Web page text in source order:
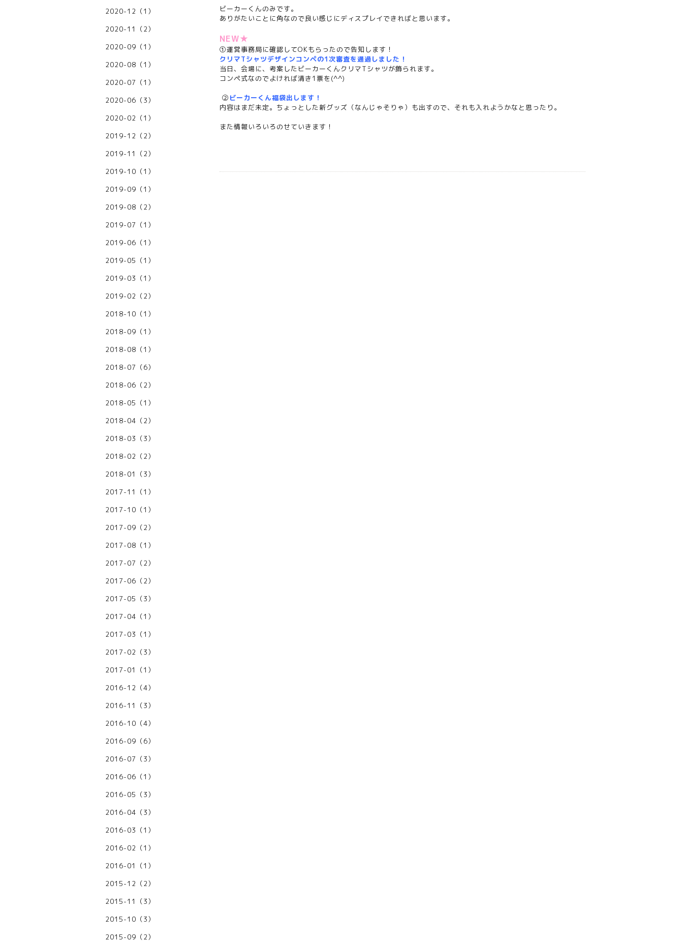
ビーカーくんのみです。
ありがたいことに角なので良い感じにディスプレイできればと思います。
NEW★
①運営事務局に確認してOKもらったので告知します！
クリマTシャツデザインコンペの1次審査を通過しました！
当日、会場に、考案したビーカーくんクリマTシャツが飾られます。
コンペ式なのでよければ清き1票を(^^)
② ビーカーくん福袋出します！
内容はまだ未定。ちょっとした新グッズ（なんじゃそりゃ）も出すので、それも入れようかなと思ったり。
また情報いろいろのせていきます！
2020-12（1）
2020-11（2）
2020-09（1）
2020-08（1）
2020-07（1）
2020-06（3）
2020-02（1）
2019-12（2）
2019-11（2）
2019-10（1）
2019-09（1）
2019-08（2）
2019-07（1）
2019-06（1）
2019-05（1）
2019-03（1）
2019-02（2）
2018-10（1）
2018-09（1）
2018-08（1）
2018-07（6）
2018-06（2）
2018-05（1）
2018-04（2）
2018-03（3）
2018-02（2）
2018-01（3）
2017-11（1）
2017-10（1）
2017-09（2）
2017-08（1）
2017-07（2）
2017-06（2）
2017-05（3）
2017-04（1）
2017-03（1）
2017-02（3）
2017-01（1）
2016-12（4）
2016-11（3）
2016-10（4）
2016-09（6）
2016-07（3）
2016-06（1）
2016-05（3）
2016-04（3）
2016-03（1）
2016-02（1）
2016-01（1）
2015-12（2）
2015-11（3）
2015-10（3）
2015-09（2）